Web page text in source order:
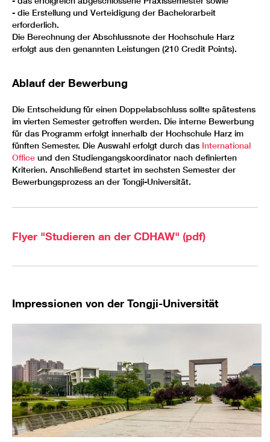
- die Erstellung und Verteidigung der Bachelorarbeit
erforderlich.
Die Berechnung der Abschlussnote der Hochschule Harz
erfolgt aus den genannten Leistungen (210 Credit Points).
Ablauf der Bewerbung
Die Entscheidung für einen Doppelabschluss sollte spätestens
im vierten Semester getroffen werden. Die interne Bewerbung
für das Programm erfolgt innerhalb der Hochschule Harz im
fünften Semester. Die Auswahl erfolgt durch das International
Office und den Studiengangskoordinator nach definierten
Kriterien. Anschließend startet im sechsten Semester der
Bewerbungsprozess an der Tongji-Universität.
Flyer "Studieren an der CDHAW" (pdf)
Impressionen von der Tongji-Universität